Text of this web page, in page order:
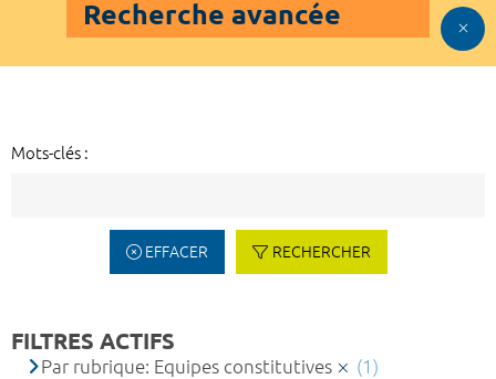
Recherche avancée
Mots-clés :
EFFACER RECHERCHER
FILTRES ACTIFS
Par rubrique: Equipes constitutives (1)